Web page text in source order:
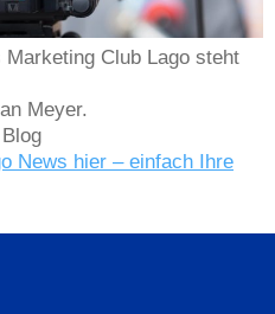
Club Lago steht
Meyer.
News hier – einfach Ihre